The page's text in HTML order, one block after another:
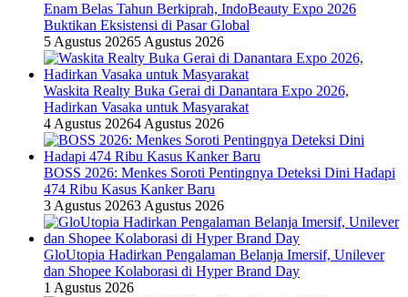
Enam Belas Tahun Berkiprah, IndoBeauty Expo 2026
Buktikan Eksistensi di Pasar Global
5 Agustus 20265 Agustus 2026
Waskita Realty Buka Gerai di Danantara Expo 2026,
Hadirkan Vasaka untuk Masyarakat
4 Agustus 20264 Agustus 2026
BOSS 2026: Menkes Soroti Pentingnya Deteksi Dini Hadapi
474 Ribu Kasus Kanker Baru
3 Agustus 20263 Agustus 2026
GloUtopia Hadirkan Pengalaman Belanja Imersif, Unilever
dan Shopee Kolaborasi di Hyper Brand Day
1 Agustus 2026